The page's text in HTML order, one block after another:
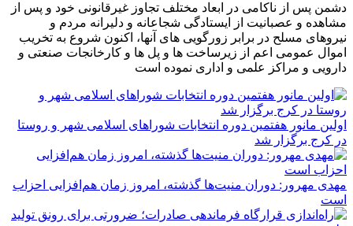
دشمن پس از ناکامی در ابعاد مختلف تجاوز غیرقانونی خود و پس از
مشاهده و عصبانیت از ایستادگی شجاعانه و دلیرانه مردم و
نیروهای مسلح در برابر زورگویی های آنها، اکنون شروع به تخریب
اموال عمومی اعم از زیرساخت ها و پل ها و کارخانجات صنعتی و
دارویی و مراکز علمی و اداری نموده است
اولین مانور هفتمین دوره انتخابات شوراهای اسلامی شهر و روستا
در کرج برگزار شد
مهدی مهرور: دوران منیت‌ها گذشته، امروز زمان هم‌افزایی احزاب
است